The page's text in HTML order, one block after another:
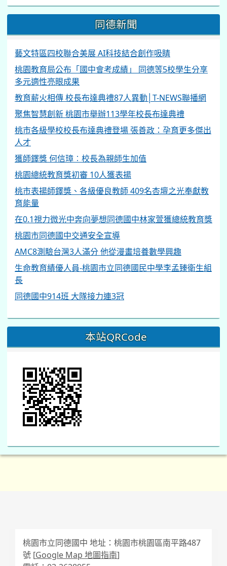
同德新聞
藝文特區四校聯合美展 AI科技結合創作吸睛
桃園教育局公布「國中會考成績」 同德等5校學生分享
多元適性亮眼成果
教育薪火相傳 校長布達典禮87人異動│T-NEWS聯播網
聚焦智慧創新 桃園市舉辦113學年校長布達典禮
桃市各級學校校長布達典禮登場 張善政：孕育更多傑出
人才
獲師鐸獎 何信璋︰校長為親師生加值
桃園總統教育獎初審 10人獲表揚
桃市表揚師鐸獎、各級優良教師 409名杏壇之光奉獻教
育能量
在0.1視力微光中奔向夢想同德國中林家萱獲總統教育獎
桃園市同德國中交通安全宣導
AMC8測驗台灣3人滿分 他從漫畫培養數學興趣
生命教育績優人員-桃園市立同德國民中學李孟臻衛生組
長
同德國中914班 大隊接力連3冠
本站QRCode
桃園市立同德國中 地址：桃園市桃園區南平路487
號 [Google Map 地圖指南]